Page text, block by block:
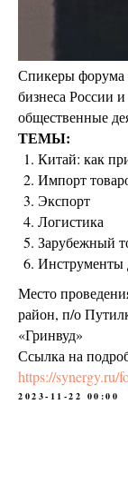
Спикеры форума
бизнеса России
общественные
ТЕМЫ:
Китай: как
Импорт
Экспорт
Логистика
Зарубежный
Инструменты
Место
район, п/о
«Гринвуд»
Ссылка на
https://synergy.ru/
2023-11-22 00:00